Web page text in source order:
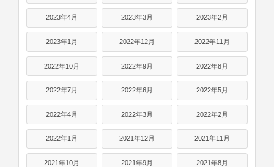
2023年4月 2023年3月 2023年2月
2023年1月 2022年12月 2022年11月
2022年10月 2022年9月 2022年8月
2022年7月 2022年6月 2022年5月
2022年4月 2022年3月 2022年2月
2022年1月 2021年12月 2021年11月
2021年10月 2021年9月 2021年8月